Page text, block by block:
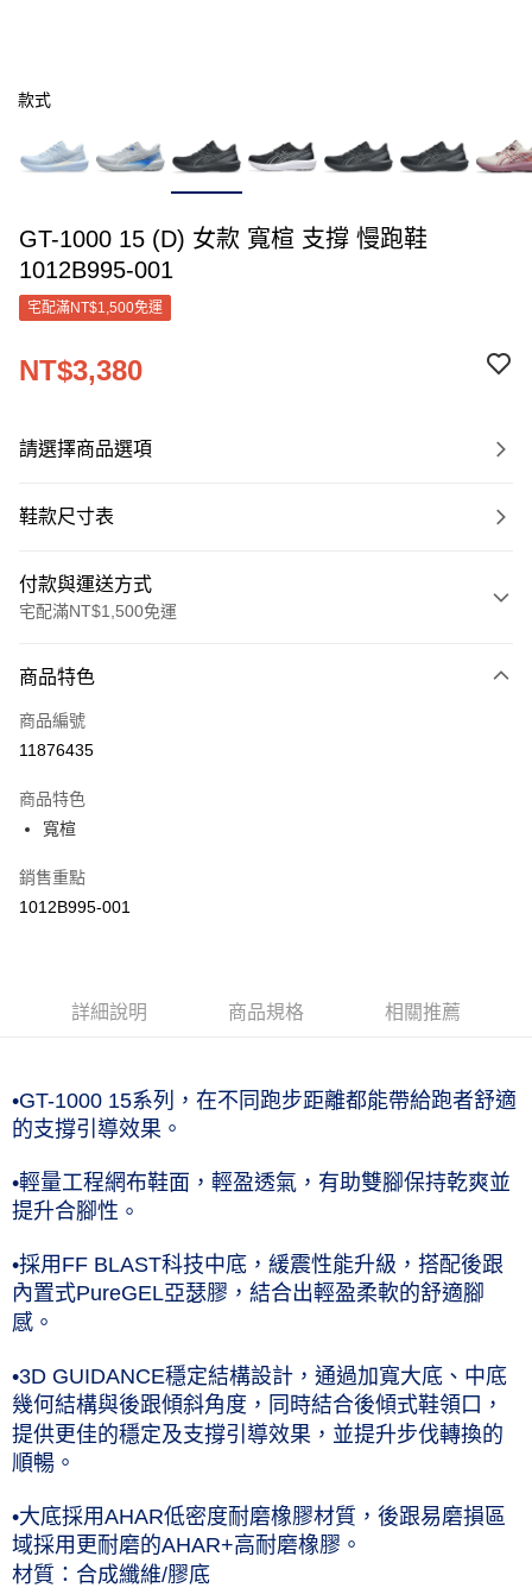
款式
GT-1000 15 (D) 女款 寬楦 支撐 慢跑鞋
1012B995-001
宅配滿NT$1,500免運
NT$3,380
請選擇商品選項
鞋款尺寸表
付款與運送方式
宅配滿NT$1,500免運
信用卡一次付款
運送方式
黑貓宅急便 (僅限台灣本島，離島恕不配送) 預計2-3個工作天到貨
每筆NT$120，滿NT$1,500(含以上)免運費
商品特色
商品編號
11876435
商品特色
寬楦
銷售重點
1012B995-001
詳細說明 商品規格 相關推薦
•GT-1000 15系列，在不同跑步距離都能帶給跑者舒適
的支撐引導效果。
•輕量工程網布鞋面，輕盈透氣，有助雙腳保持乾爽並
提升合腳性 。
•採用FF BLAST科技中底，緩震性能升級，搭配後跟
內置式PureGEL亞瑟膠，結合出輕盈柔軟的舒適腳
感。
•3D GUIDANCE穩定結構設計，通過加寬大底、中底
幾何結構與後跟傾斜角度，同時結合後傾式鞋領口，
提供更佳的穩定及支撐引導效果，並提升步伐轉換的
順暢。
•大底採用AHAR低密度耐磨橡膠材質，後跟易磨損區
域採用更耐磨的AHAR+高耐磨橡膠。
材質：合成纖維/膠底